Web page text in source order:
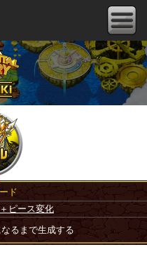
ド
ピース変化
るまで生成する